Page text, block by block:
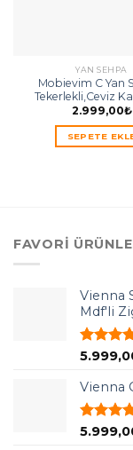
YAN SEHPA
Mobievim C Yan
Tekerlekli,Ceviz
2.999,00₺
SEPETE
FAVORI
Vienna
Mdf'li
5
aldı
Vienna
5